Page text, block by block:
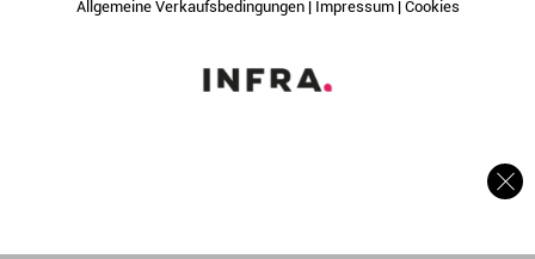
Allgemeine Verkaufsbedingungen| Impressum| Cookies